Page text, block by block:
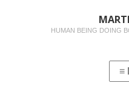
HUMAN BEING DOING